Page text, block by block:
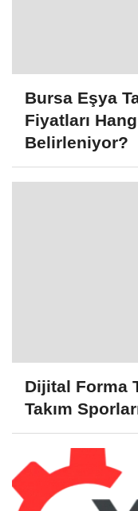
Bursa Eşya
Fiyatları
Belirleniyor?
Dijital Forma
Takım